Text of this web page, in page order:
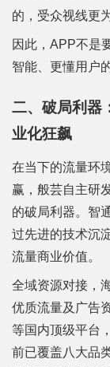
的，受众视线更
因此，APP不是
智能、更懂用户
二、破局利器
业化狂飙
在当下的流量环
赢，般芸自主研
的破局利器。智
过先进的技术沉
流量商业价值。
全域资源对接，
优质流量及广告
等国内顶级平台
前已覆盖八大品